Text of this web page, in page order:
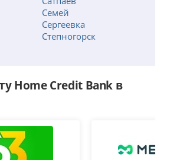
Семей
Сергеевка
Степногорск
Туркестан
Уштобе
Home Credit Bank в